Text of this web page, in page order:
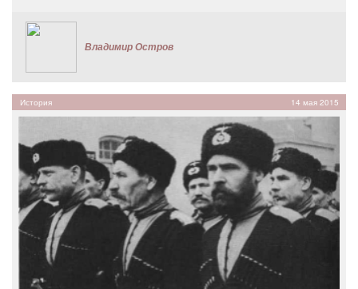
Владимир Остров
История 14 мая 2015